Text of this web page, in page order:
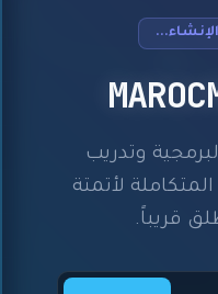
وتدريب
لأتمتة
قريباً.